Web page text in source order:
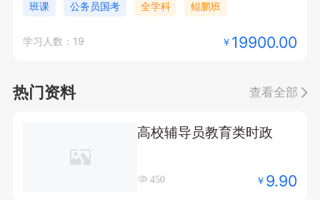
班课 公务员国考 全学科 鲲鹏班
学习人数：19 ￥ 19900.00
热门资料 查看全部
高校辅导员教育类时政
450 ￥ 9.90